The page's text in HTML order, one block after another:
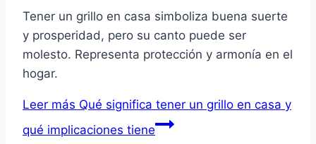
Tener un grillo en casa simboliza buena suerte
y prosperidad, pero su canto puede ser
molesto. Representa protección y armonía en el
hogar.
Leer más Qué significa tener un grillo en casa y
qué implicaciones tiene